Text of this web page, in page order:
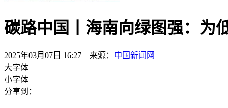
碳路中国丨海南向绿图强：为
2025年03月07日 16:27 来源： 中国新闻网
大字体
小字体
分享到：